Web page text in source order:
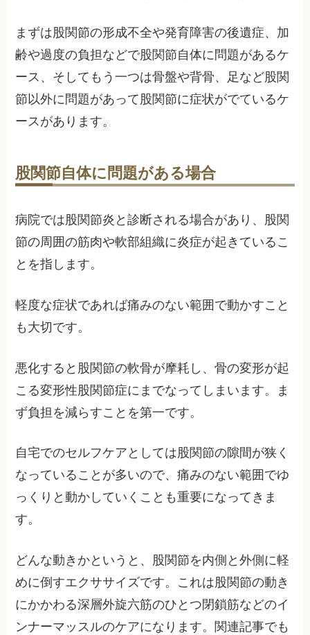
まずは股関節の形成不全や発育障害の後遺症、加
齢や過度の負担などで股関節自体に問題があるケ
ース、そしてもう一つは骨盤や背骨、足など股関
節以外に問題があって股関節に症状がでているケ
ースがあります。
股関節自体に問題がある場合
病院では股関節炎と診断される場合があり、股関
節の周囲の筋肉や軟部組織に炎症が起きているこ
とを指します。
軽度な症状であれば痛みのない範囲で動かすこと
も大切です。
悪化すると股関節の軟骨が摩耗し、骨の変形が起
こる変形性股関節症にまでなってしまいます。ま
ず負担を減らすことを第一です。
自宅でのセルフケアとしては股関節の隙間が狭く
なっていることが多いので、痛みのない範囲でゆ
っくりと動かしていくことも重要になってきま
す。
どんな動きかというと、股関節を内側と外側に軽
めに倒すエクササイズです。これは股関節の動き
にかかわる深層外旋六筋のひとつ閉鎖筋などのイ
ンナーマッスルのケアになります。関連記事でも